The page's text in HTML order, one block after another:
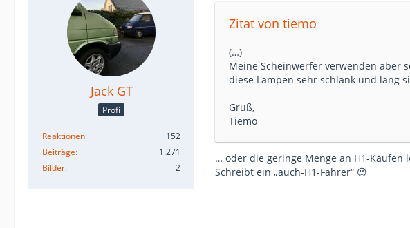
Jack GT
Profi
Reaktionen
152
Beiträge
1.271
Bilder
2
Zitat von tiemo
(…)
Meine Scheinwerfer verwenden aber
diese Lampen sehr schlank und lang
Gruß,
Tiemo
… oder die geringe Menge an H1-
Schreibt ein „auch-H1-Fahrer“ 😉